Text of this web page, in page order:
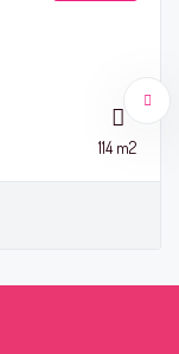
114 m2